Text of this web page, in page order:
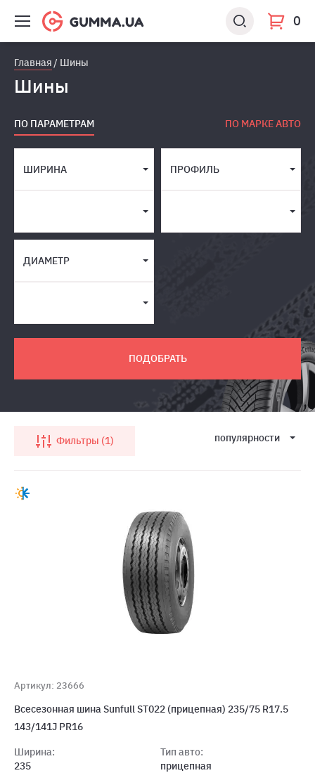
0
Главная Шины
Шины
ПО ПАРАМЕТРАМ ПО МАРКЕ АВТО
ШИРИНА ПРОФИЛЬ
ДИАМЕТР
ПОДОБРАТЬ
Фильтры 1 популярности
Артикул: 23666
Всесезонная шина Sunfull ST022 (прицепная) 235/75 R17.5
143/141J PR16
Ширина:
235
Тип авто:
прицепная